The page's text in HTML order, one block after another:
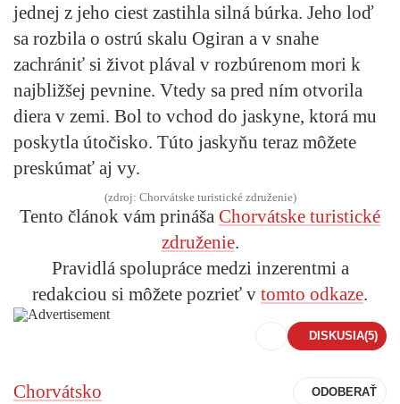
jednej z jeho ciest zastihla silná búrka. Jeho loď
sa rozbila o ostrú skalu Ogiran a v snahe
zachrániť si život plával v rozbúrenom mori k
najbližšej pevnine. Vtedy sa pred ním otvorila
diera v zemi. Bol to vchod do jaskyne, ktorá mu
poskytla útočisko. Túto jaskyňu teraz môžete
preskúmať aj vy.
(zdroj: Chorvátske turistické združenie)
Tento článok vám prináša Chorvátske turistické
združenie.
Pravidlá spolupráce medzi inzerentmi a
redakciou si môžete pozrieť v tomto odkaze.
DISKUSIA(5)
Chorvátsko